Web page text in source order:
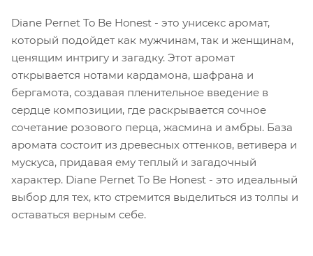
Diane Pernet To Be Honest - это унисекс аромат,
который подойдет как мужчинам, так и женщинам,
ценящим интригу и загадку. Этот аромат
открывается нотами кардамона, шафрана и
бергамота, создавая пленительное введение в
сердце композиции, где раскрывается сочное
сочетание розового перца, жасмина и амбры. База
аромата состоит из древесных оттенков, ветивера и
мускуса, придавая ему теплый и загадочный
характер. Diane Pernet To Be Honest - это идеальный
выбор для тех, кто стремится выделиться из толпы и
оставаться верным себе.